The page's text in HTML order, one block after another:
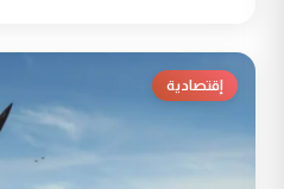
إقتصادية